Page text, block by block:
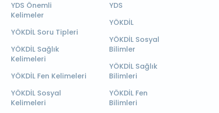
YDS Önemli
Kelimeler
YÖKDİL Soru Tipleri
YÖKDİL Sağlık
Kelimeleri
YÖKDİL Fen Kelimeleri
YÖKDİL Sosyal
Kelimeleri
YDS
YÖKDİL
YÖKDİL Sosyal
Bilimler
YÖKDİL Sağlık
Bilimleri
YÖKDİL Fen
Bilimleri